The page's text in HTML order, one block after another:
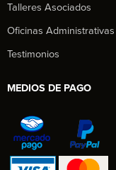
Talleres Asociados
Oficinas Administrativas
Testimonios
MEDIOS DE PAGO